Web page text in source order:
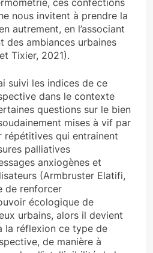
ces confections
nous invitent à prendre la
autrement, en l’associant
des ambiances urbaines
Tixier, 2021).
suivi les indices de ce
dans le contexte
questions sur le bien
mises à vif par
répétitives qui entrainent
palliatives
anxiogènes et
(Armbruster Elatifi,
de renforcer
écologique de
urbains, alors il devient
la réflexion ce type de
de manière à